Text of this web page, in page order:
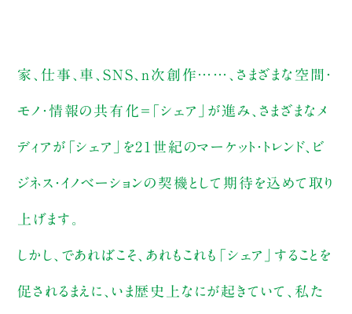
家、仕事、車、SNS、n次創作……、さまざまな空間・
モノ・情報の共有化＝「シェア」が進み、さまざまなメ
ディアが「シェア」を21世紀のマーケット・トレンド、ビ
ジネス・イノベーションの契機として期待を込めて取り
上げます。
しかし、であればこそ、あれもこれも「シェア」することを
促されるまえに、いま歴史上なにが起きていて、私た